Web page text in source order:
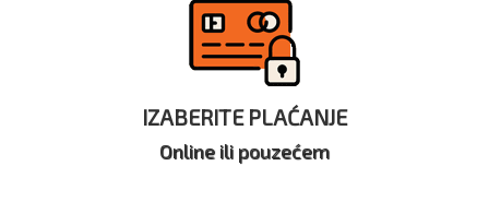
IZABERITE PLAĆANJE
Online ili pouzećem